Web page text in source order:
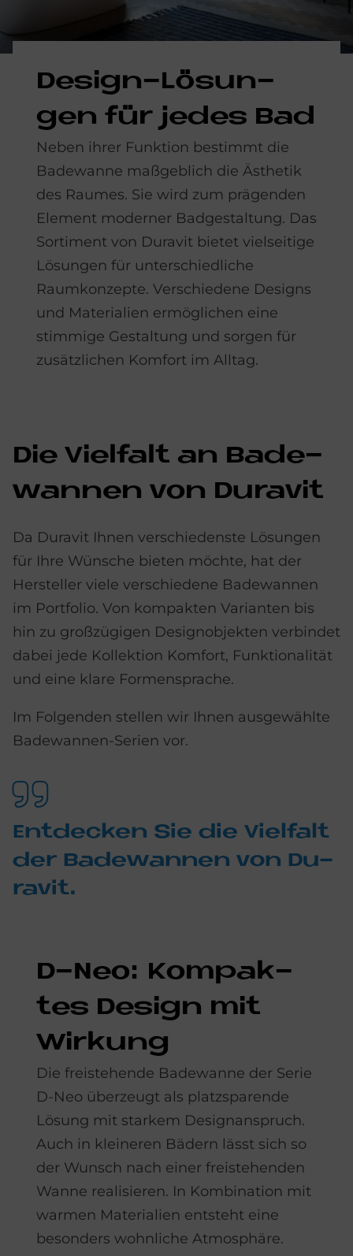
De­sign-Lö­sun­
gen für je­des Bad
Neben ihrer Funktion bestimmt die
Badewanne maßgeblich die Ästhetik
des Raumes. Sie wird zum prägenden
Element moderner Badgestaltung. Das
Sortiment von Duravit bietet vielseitige
Lösungen für unterschiedliche
Raumkonzepte. Verschiedene Designs
und Materialien ermöglichen eine
stimmige Gestaltung und sorgen für
zusätzlichen Komfort im Alltag.
Die Viel­falt an Ba­de­
wan­nen von Du­ra­vit
Da Duravit Ihnen verschiedenste Lösungen
für Ihre Wünsche bieten möchte, hat der
Hersteller viele verschiedene Badewannen
im Portfolio. Von kompakten Varianten bis
hin zu großzügigen Designobjekten verbindet
dabei jede Kollektion Komfort, Funktionalität
und eine klare Formensprache.
Im Folgenden stellen wir Ihnen ausgewählte
Badewannen-Serien vor.
Ent­decken Sie die Viel­falt
der Ba­de­wan­nen von Du­
ra­vit.
D-Neo: Kom­pak­
tes De­sign mit
Wir­kung
Die freistehende Badewanne der Serie
D-Neo überzeugt als platzsparende
Lösung mit starkem Designanspruch.
Auch in kleineren Bädern lässt sich so
der Wunsch nach einer freistehenden
Wanne realisieren. In Kombination mit
warmen Materialien entsteht eine
besonders wohnliche Atmosphäre.